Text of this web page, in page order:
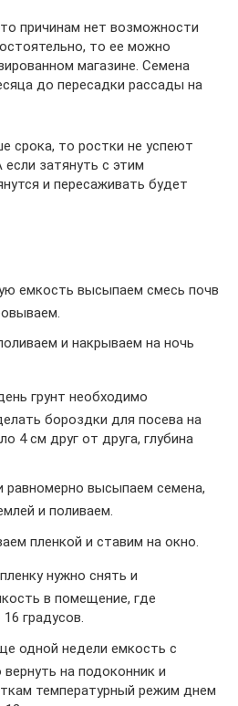
причинам нет возможности
то ее можно
магазине. Семена
до пересадки рассады на
срока, то ростки не успеют
если затянуть с этим
и пересаживать будет
емкость высыпаем смесь почв
и накрываем на ночь
грунт необходимо
бороздки для посева на
4 см друг от друга, глубина
равномерно высыпаем семена,
и поливаем.
пленкой и ставим на окно.
нужно снять и
в помещение, где
градусов.
одной недели емкость с
на подоконник и
температурный режим днем